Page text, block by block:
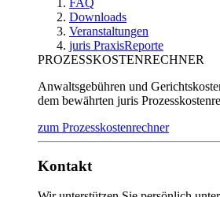
Downloads
Veranstaltungen
juris PraxisReporte
PROZESSKOSTENRECHNER
Anwaltsgebühren und
dem bewährten juris
zum Prozesskostenrechner
Kontakt